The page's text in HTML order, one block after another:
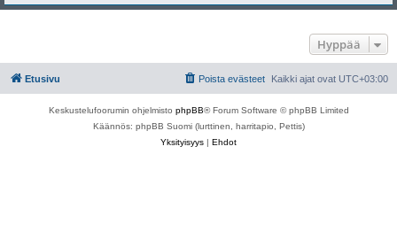
Hyppää
Etusivu Kaikki ajat ovat UTC+03:00
Poista evästeet
Keskustelufoorumin ohjelmisto phpBB® Forum Software © phpBB Limited
Käännös: phpBB Suomi (lurttinen, harritapio, Pettis)
Yksityisyys | Ehdot